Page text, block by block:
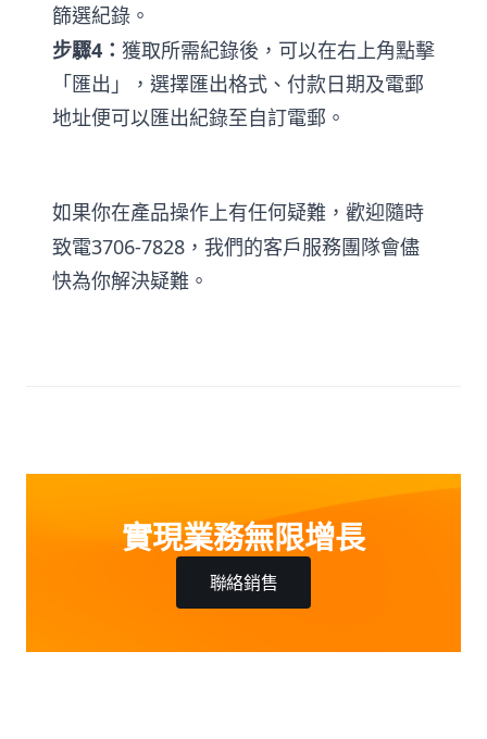
篩選紀錄。
步驟4 ： 獲取所需紀錄後，可以在右上角點擊
「匯出」，選擇匯出格式、付款日期及電郵
地址便可以匯出紀錄至自訂電郵。
如果你在產品操作上有任何疑難，歡迎隨時
致電3706-7828 ，我們的客戶服務團隊會儘
快為你解決疑難。
實現業務無限增長
聯絡銷售